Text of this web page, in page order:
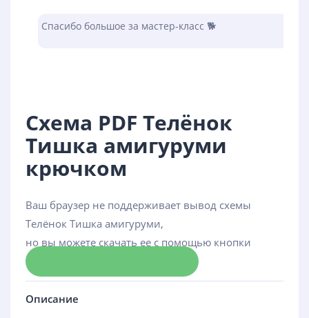
Спасибо большое за мастер-класс 🐕
Схема PDF Телёнок
Тишка амигуруми
крючком
Ваш браузер не поддерживает вывод схемы
Телёнок Тишка амигуруми,
но вы можете скачать ее с помощью кнопки
Описание